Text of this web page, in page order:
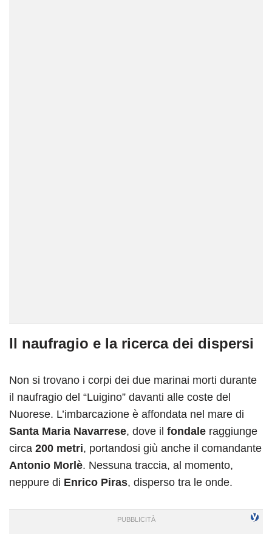
Il naufragio e la ricerca dei dispersi
Non si trovano i corpi dei due marinai morti durante
il naufragio del “Luigino” davanti alle coste del
Nuorese. L’imbarcazione è affondata nel mare di
Santa Maria Navarrese, dove il fondale raggiunge
circa 200 metri, portandosi giù anche il comandante
Antonio Morlè. Nessuna traccia, al momento,
neppure di Enrico Piras, disperso tra le onde.